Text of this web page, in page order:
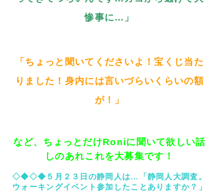
惨事に…」
「ちょっと聞いてくださいよ！宝くじ当た
りました！身内には言いづらいくらいの額
が！」
など、ちょっとだけRoniに聞いて欲しい話
しのあれこれを大募集です！
◇◆◇◆５月２３日の静岡人は…「静岡人大調査。
ウォーキングイベント参加したことありますか？」